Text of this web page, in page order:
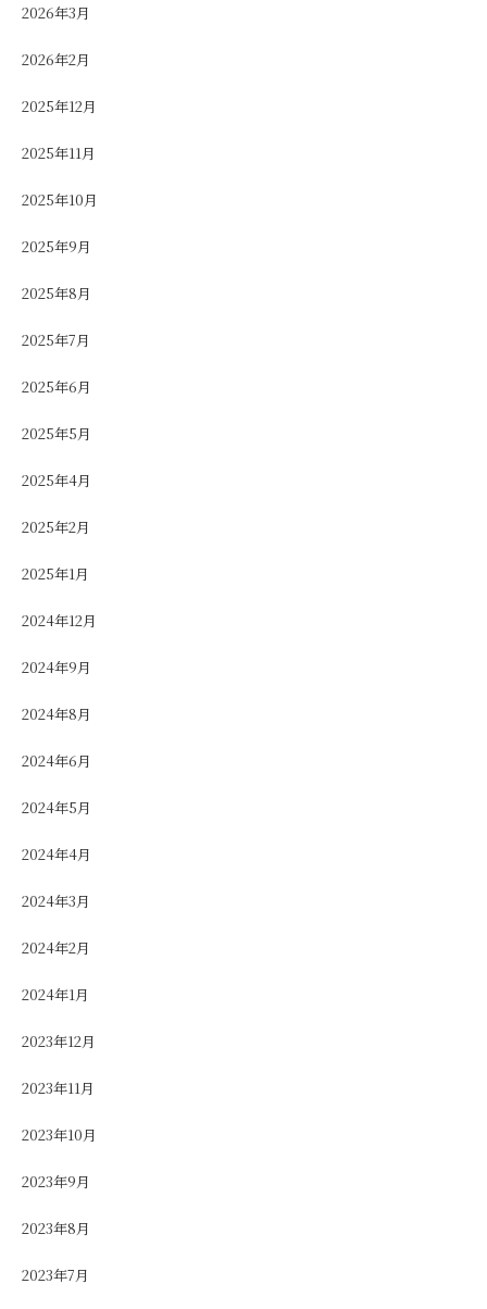
2026年3月
2026年2月
2025年12月
2025年11月
2025年10月
2025年9月
2025年8月
2025年7月
2025年6月
2025年5月
2025年4月
2025年2月
2025年1月
2024年12月
2024年9月
2024年8月
2024年6月
2024年5月
2024年4月
2024年3月
2024年2月
2024年1月
2023年12月
2023年11月
2023年10月
2023年9月
2023年8月
2023年7月